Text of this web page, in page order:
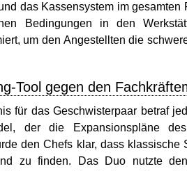
das Kassensystem im
Bedingungen in den
um den Angestellten die
Tool gegen den
für das Geschwisterpaar betraf
der die Expansionspläne
den Chefs klar, dass
zu finden. Das Duo nutzte